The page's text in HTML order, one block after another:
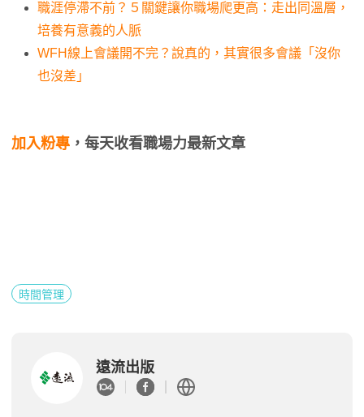
職涯停滯不前？５關鍵讓你職場爬更高：走出同溫層，
培養有意義的人脈
WFH線上會議開不完？說真的，其實很多會議「沒你
也沒差」
加入粉專 ，每天收看職場力最新文章
時間管理
遠流出版